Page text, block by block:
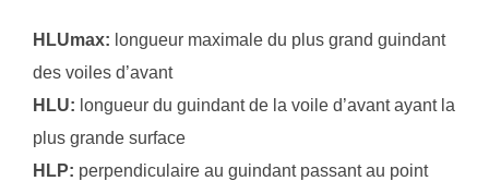
HLUmax: longueur maximale du plus grand guindant
des voiles d’avant
HLU: longueur du guindant de la voile d’avant ayant la
plus grande surface
HLP: perpendiculaire au guindant passant au point